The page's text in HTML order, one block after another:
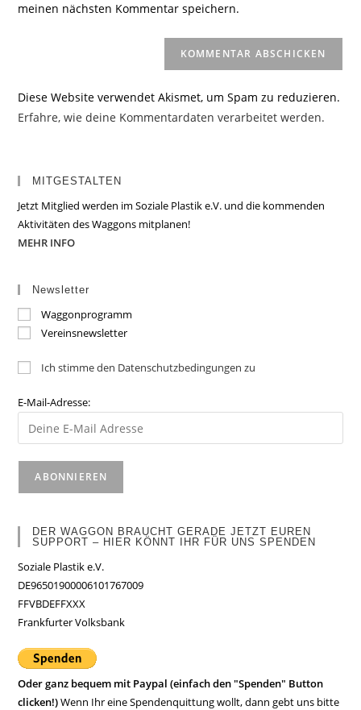
ein
meinen nächsten Kommentar speichern.
Diese Website verwendet Akismet, um Spam zu reduzieren.
Erfahre, wie deine Kommentardaten verarbeitet werden.
MITGESTALTEN
Jetzt Mitglied werden im Soziale Plastik e.V. und die kommenden
Aktivitäten des Waggons mitplanen!
MEHR INFO
Newsletter
Waggonprogramm
Vereinsnewsletter
Ich stimme den Datenschutzbedingungen zu
E-Mail-Adresse:
DER WAGGON BRAUCHT GERADE JETZT EUREN
SUPPORT – HIER KÖNNT IHR FÜR UNS SPENDEN
Soziale Plastik e.V.
DE96501900006101767009
FFVBDEFFXXX
Frankfurter Volksbank
Oder ganz bequem mit Paypal (einfach den "Spenden" Button
clicken!)Wenn Ihr eine Spendenquittung wollt, dann gebt uns bitte